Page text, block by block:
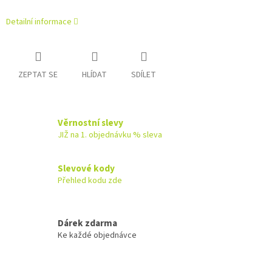
Detailní informace
ZEPTAT SE HLÍDAT SDÍLET
Věrnostní slevy
JIŽ na 1. objednávku % sleva
Slevové kody
Přehled kodu zde
Dárek zdarma
Ke každé objednávce